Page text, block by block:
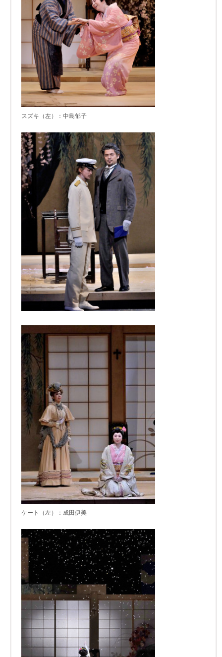
スズキ（左）：中島郁子
ケート（左）：成田伊美